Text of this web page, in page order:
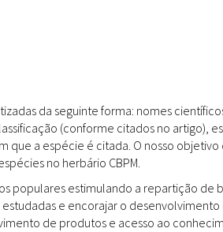
Livros
Periódicos
Produções Acadêmicas
Todos
Padrões
da seguinte forma: nomes
(conforme citados no artigo),
a espécie é citada. O nosso objetivo
no herbário CBPM.
populares estimulando a repartição de
e encorajar o
de produtos e acesso ao